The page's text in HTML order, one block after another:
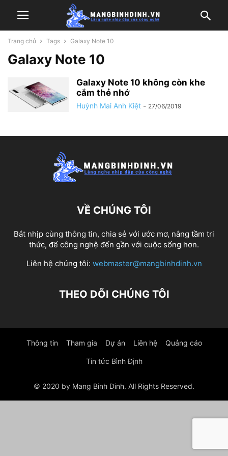
Trang chủ Tags Galaxy Note 10
Galaxy Note 10
Galaxy Note 10 không còn khe
cắm thẻ nhớ
Huỳnh Mai Anh Kiệt - 27/06/2019
VỀ CHÚNG TÔI
Bắt nhịp cùng thông tin, chia sẻ với ước mơ, nâng tầm tri
thức, để công nghệ đến gần với cuộc sống hơn.
Liên hệ chúng tôi: webmaster@mangbinhdinh.vn
THEO DÕI CHÚNG TÔI
Thông tin Tham gia Dự án Liên hệ Quảng cáo
Tin tức Bình Định
© 2020 by Mang Binh Dinh. All Rights Reserved.